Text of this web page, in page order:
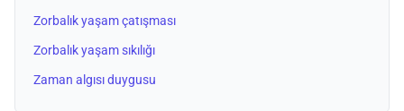
Zorbalık yaşam çatışması
Zorbalık yaşam sıkılığı
Zaman algısı duygusu